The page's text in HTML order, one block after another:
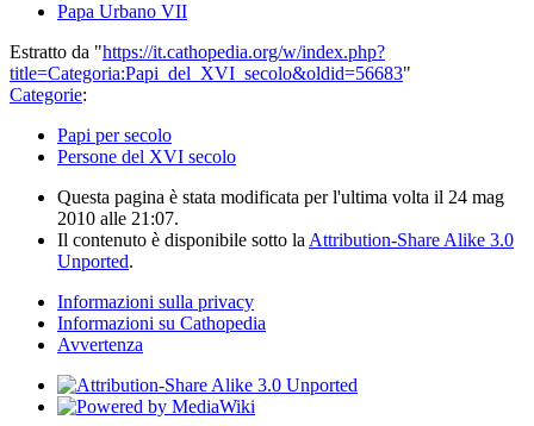
Papa Urbano VII
Estratto da "https://it.cathopedia.org/w/index.php?
title=Categoria:Papi_del_XVI_secolo&oldid=56683"
Categorie:
Papi per secolo
Persone del XVI secolo
Questa pagina è stata modificata per l'ultima volta il 24 mag
2010 alle 21:07.
Il contenuto è disponibile sotto la Attribution-Share Alike 3.0
Unported.
Informazioni sulla privacy
Informazioni su Cathopedia
Avvertenza